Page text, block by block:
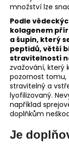
množství lze
Podle
kolagenem
a šupin, který
peptidů, větší
stravitelností
zvažování, který
pozornost tomu,
stravitelný a
lyofilizovaný.
například
doplňkům
Je